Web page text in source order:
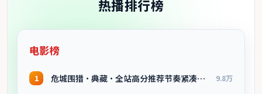
热播排行榜
电影榜
1 危城围猎·典藏·全站高分推荐节奏紧凑值得追看 9.8万